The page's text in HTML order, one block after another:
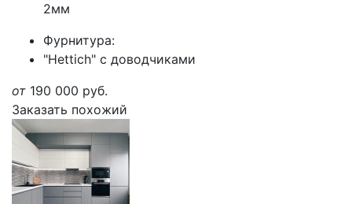
2мм
Фурнитура:
"Hettich" с доводчиками
от 190 000 руб.
Заказать похожий